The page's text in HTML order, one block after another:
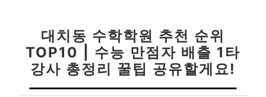
대치동 수학학원 추천 순위
TOP10 | 수능 만점자 배출 1타
강사 총정리 꿀팁 공유할게요!